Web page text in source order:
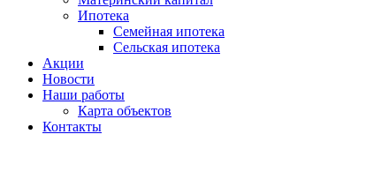
Ипотека
Семейная ипотека
Сельская ипотека
Акции
Новости
Наши работы
Карта объектов
Контакты